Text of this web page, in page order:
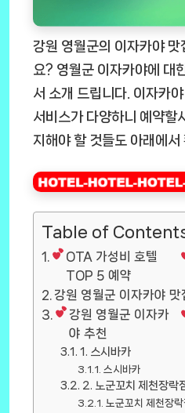
강원 영월군의 이자카야
요? 영월군 이자카야에 대
서 소개 드립니다. 이자카
서비스가 다양하니 예약할
지해야 할 것들도 아래에서
Table of
OTA 가성비 호텔
TOP 5 예약
강원 영월군 이자카야 맛
강원 영월군 이자카
야 추천
1. 스시바카
스시바카
2. 노군꼬치 제천장락
노군꼬치 제천장락